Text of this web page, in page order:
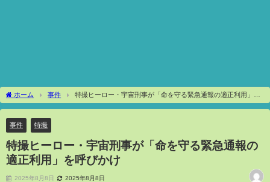
ホーム 事件
特撮ヒーロー・宇宙刑事が「命を守る緊急通報の適正利用」を
呼びかけ
事件 特撮
特撮ヒーロー・宇宙刑事が「命を守る緊急通報の
適正利用」を呼びかけ
2025年8月8日 2025年8月8日